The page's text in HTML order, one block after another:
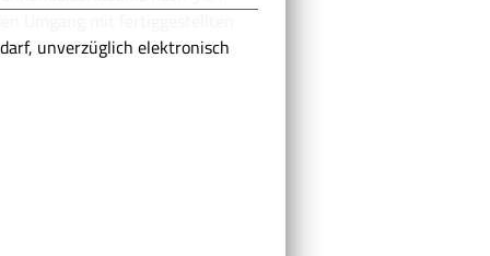
Umgang mit fertiggestellten
unverzüglich elektronisch